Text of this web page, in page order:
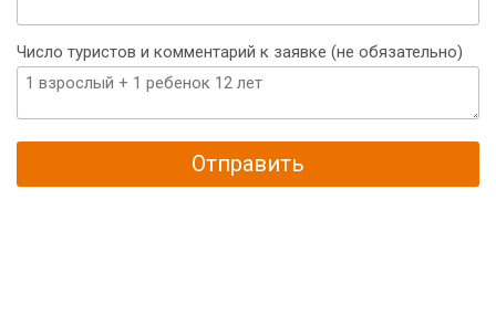
Число туристов и комментарий к заявке (не обязательно)
Отправить